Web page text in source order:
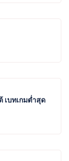
เบทเกมต่ำสุด